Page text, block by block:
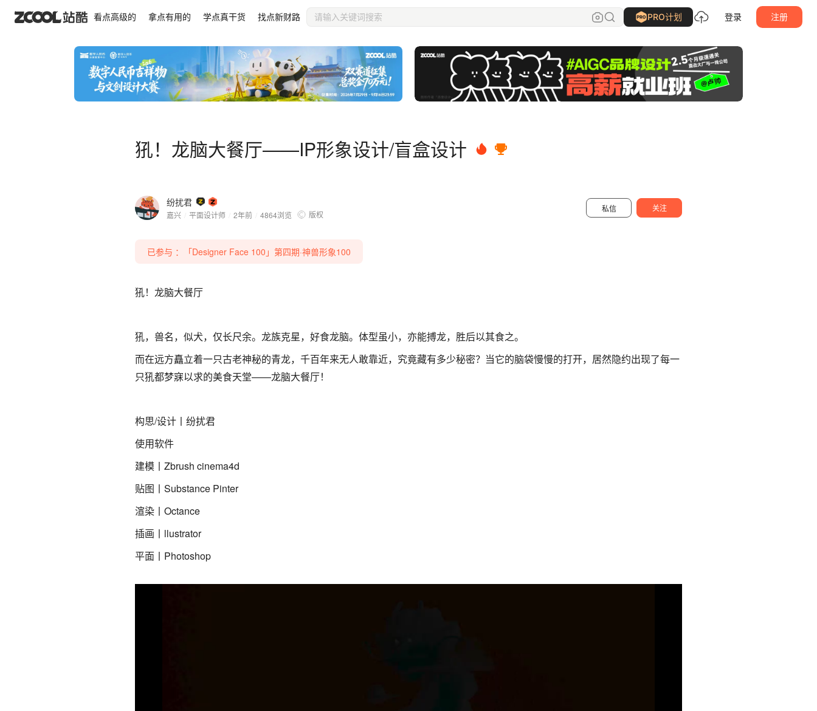
看点高级的 拿点有用的 学点真干货 找点新财路 PRO计划 登录 注册
犼！龙脑大餐厅——IP形象设计/盲盒设计
纷扰君
嘉兴 平面设计师 2年前 4864浏览 版权
私信 关注
犼！龙脑大餐厅——IP形象设计/盲盒设计 纷扰君 关注
已参与 ：「Designer Face 100」第四期·神兽形象100
犼！龙脑大餐厅
犼，兽名，似犬，仅长尺余。龙族克星，好食龙脑。体型虽小，亦能搏龙，胜后以其食之。
而在远方矗立着一只古老神秘的青龙，千百年来无人敢靠近，究竟藏有多少秘密？当它的脑袋慢慢的打开，居然隐约出现了每一
只犼都梦寐以求的美食天堂——龙脑大餐厅！
构思/设计丨纷扰君
使用软件
建模丨Zbrush cinema4d
贴图丨Substance Pinter
渲染丨Octance
插画丨llustrator
平面丨Photoshop